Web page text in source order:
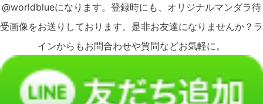
@worldblueになります。登録時にも、オリジナルマンダラ待
受画像をお送りしております。是非お友達になりませんか？ラ
インからもお問合わせや質問などお気軽に。